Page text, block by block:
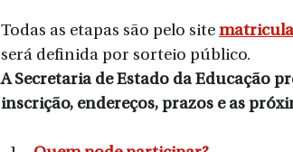
Todas as etapas são pelo site
será definida por sorteio público.
A Secretaria de Estado da Educação
inscrição, endereços, prazos e as